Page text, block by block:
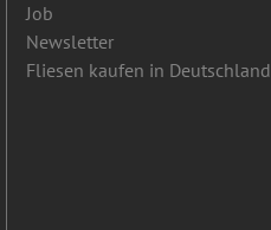
Job
Newsletter
Fliesen kaufen in Deutschland